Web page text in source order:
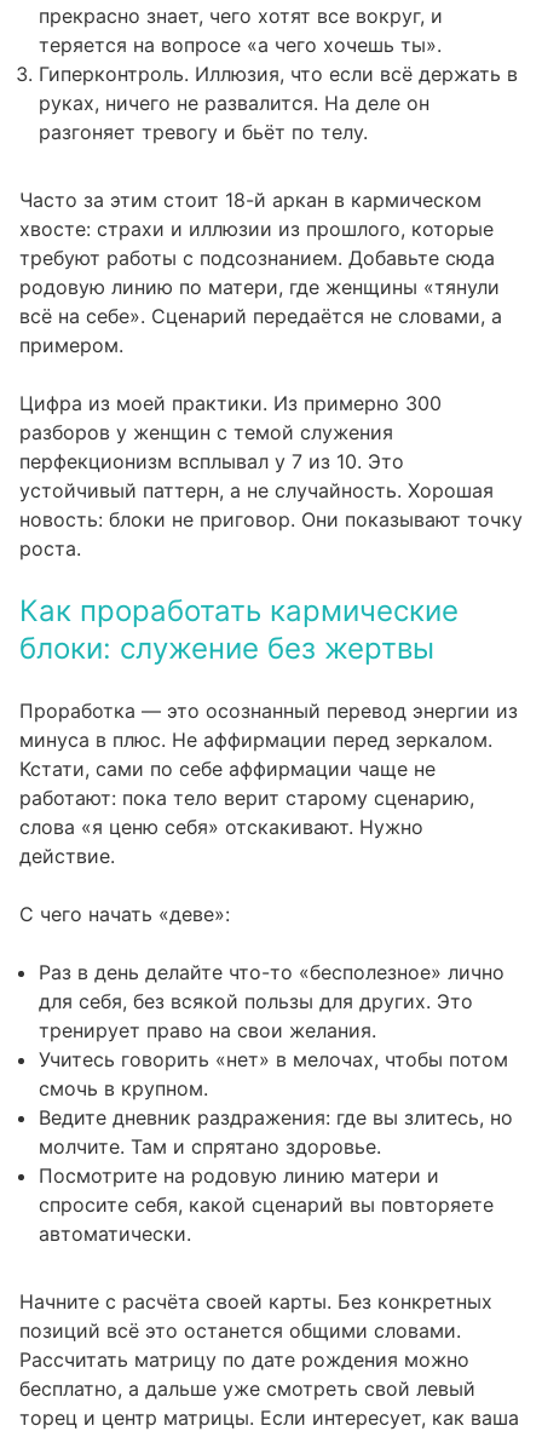
прекрасно знает, чего хотят все вокруг, и
теряется на вопросе «а чего хочешь ты».
Гиперконтроль. Иллюзия, что если всё держать в
руках, ничего не развалится. На деле он
разгоняет тревогу и бьёт по телу.
Часто за этим стоит 18-й аркан в кармическом
хвосте: страхи и иллюзии из прошлого, которые
требуют работы с подсознанием. Добавьте сюда
родовую линию по матери, где женщины «тянули
всё на себе». Сценарий передаётся не словами, а
примером.
Цифра из моей практики. Из примерно 300
разборов у женщин с темой служения
перфекционизм всплывал у 7 из 10. Это
устойчивый паттерн, а не случайность. Хорошая
новость: блоки не приговор. Они показывают точку
роста.
Как проработать кармические
блоки: служение без жертвы
Проработка — это осознанный перевод энергии из
минуса в плюс. Не аффирмации перед зеркалом.
Кстати, сами по себе аффирмации чаще не
работают: пока тело верит старому сценарию,
слова «я ценю себя» отскакивают. Нужно
действие.
С чего начать «деве»:
Раз в день делайте что-то «бесполезное» лично
для себя, без всякой пользы для других. Это
тренирует право на свои желания.
Учитесь говорить «нет» в мелочах, чтобы потом
смочь в крупном.
Ведите дневник раздражения: где вы злитесь, но
молчите. Там и спрятано здоровье.
Посмотрите на родовую линию матери и
спросите себя, какой сценарий вы повторяете
автоматически.
Начните с расчёта своей карты. Без конкретных
позиций всё это останется общими словами.
Рассчитать матрицу по дате рождения можно
бесплатно, а дальше уже смотреть свой левый
торец и центр матрицы. Если интересует, как ваша